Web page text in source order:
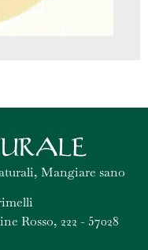
Mangiare sano
Rosso, 222 - 57028